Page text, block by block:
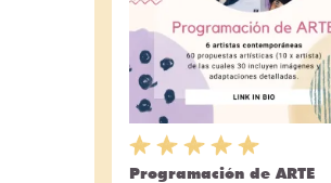
Programación de ARTE